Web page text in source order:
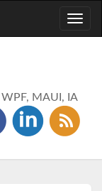
MAUI, IA